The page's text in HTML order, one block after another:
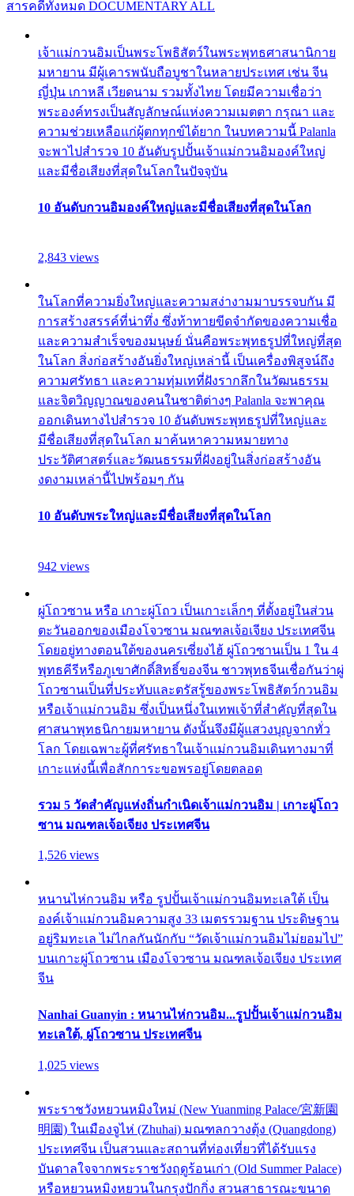
สารคดีทั้งหมด DOCUMENTARY ALL
เจ้าแม่กวนอิมเป็นพระโพธิสัตว์ในพระพุทธศาสนานิกาย
มหายาน มีผู้เคารพนับถือบูชาในหลายประเทศ เช่น จีน
ญี่ปุ่น เกาหลี เวียดนาม รวมทั้งไทย โดยมีความเชื่อว่า
พระองค์ทรงเป็นสัญลักษณ์แห่งความเมตตา กรุณา และ
ความช่วยเหลือแก่ผู้ตกทุกข์ได้ยาก ในบทความนี้ Palanla
จะพาไปสำรวจ 10 อันดับรูปปั้นเจ้าแม่กวนอิมองค์ใหญ่
และมีชื่อเสียงที่สุดในโลกในปัจจุบัน
10 อันดับกวนอิมองค์ใหญ่และมีชื่อเสียงที่สุดในโลก
2,843 views
ในโลกที่ความยิ่งใหญ่และความสง่างามมาบรรจบกัน มี
การสร้างสรรค์ที่น่าทึ่ง ซึ่งท้าทายขีดจำกัดของความเชื่อ
และความสำเร็จของมนุษย์ นั่นคือพระพุทธรูปที่ใหญ่ที่สุด
ในโลก สิ่งก่อสร้างอันยิ่งใหญ่เหล่านี้ เป็นเครื่องพิสูจน์ถึง
ความศรัทธา และความทุ่มเทที่ฝังรากลึกในวัฒนธรรม
และจิตวิญญาณของคนในชาติต่างๆ Palanla จะพาคุณ
ออกเดินทางไปสำรวจ 10 อันดับพระพุทธรูปที่ใหญ่และ
มีชื่อเสียงที่สุดในโลก มาค้นหาความหมายทาง
ประวัติศาสตร์และวัฒนธรรมที่ฝังอยู่ในสิ่งก่อสร้างอัน
งดงามเหล่านี้ไปพร้อมๆ กัน
10 อันดับพระใหญ่และมีชื่อเสียงที่สุดในโลก
942 views
ผู่โถวซาน หรือ เกาะผู่โถว เป็นเกาะเล็กๆ ที่ตั้งอยู่ในส่วน
ตะวันออกของเมืองโจวซาน มณฑลเจ้อเจียง ประเทศจีน
โดยอยู่ทางตอนใต้ของนครเซี่ยงไฮ้ ผู่โถวซานเป็น 1 ใน 4
พุทธคีรีหรือภูเขาศักดิ์สิทธิ์ของจีน ชาวพุทธจีนเชื่อกันว่าผู่
โถวซานเป็นที่ประทับและตรัสรู้ของพระโพธิสัตว์กวนอิม
หรือเจ้าแม่กวนอิม ซึ่งเป็นหนึ่งในเทพเจ้าที่สำคัญที่สุดใน
ศาสนาพุทธนิกายมหายาน ดังนั้นจึงมีผู้แสวงบุญจากทั่ว
โลก โดยเฉพาะผู้ที่ศรัทธาในเจ้าแม่กวนอิมเดินทางมาที่
เกาะแห่งนี้เพื่อสักการะขอพรอยู่โดยตลอด
รวม 5 วัดสำคัญแห่งถิ่นกำเนิดเจ้าแม่กวนอิม | เกาะผู่โถว
ซาน มณฑลเจ้อเจียง ประเทศจีน
1,526 views
หนานไห่กวนอิม หรือ รูปปั้นเจ้าแม่กวนอิมทะเลใต้ เป็น
องค์เจ้าแม่กวนอิมความสูง 33 เมตรรวมฐาน ประดิษฐาน
อยู่ริมทะเล ไม่ไกลกันนักกับ “วัดเจ้าแม่กวนอิมไม่ยอมไป”
บนเกาะผู่โถวซาน เมืองโจวซาน มณฑลเจ้อเจียง ประเทศ
จีน
Nanhai Guanyin : หนานไห่กวนอิม...รูปปั้นเจ้าแม่กวนอิม
ทะเลใต้, ผู่โถวซาน ประเทศจีน
1,025 views
พระราชวังหยวนหมิงใหม่ (New Yuanming Palace/宮新園
明園) ในเมืองจูไห่ (Zhuhai) มณฑลกวางตุ้ง (Quangdong)
ประเทศจีน เป็นสวนและสถานที่ท่องเที่ยวที่ได้รับแรง
บันดาลใจจากพระราชวังฤดูร้อนเก่า (Old Summer Palace)
หรือหยวนหมิงหยวนในกรุงปักกิ่ง สวนสาธารณะขนาด